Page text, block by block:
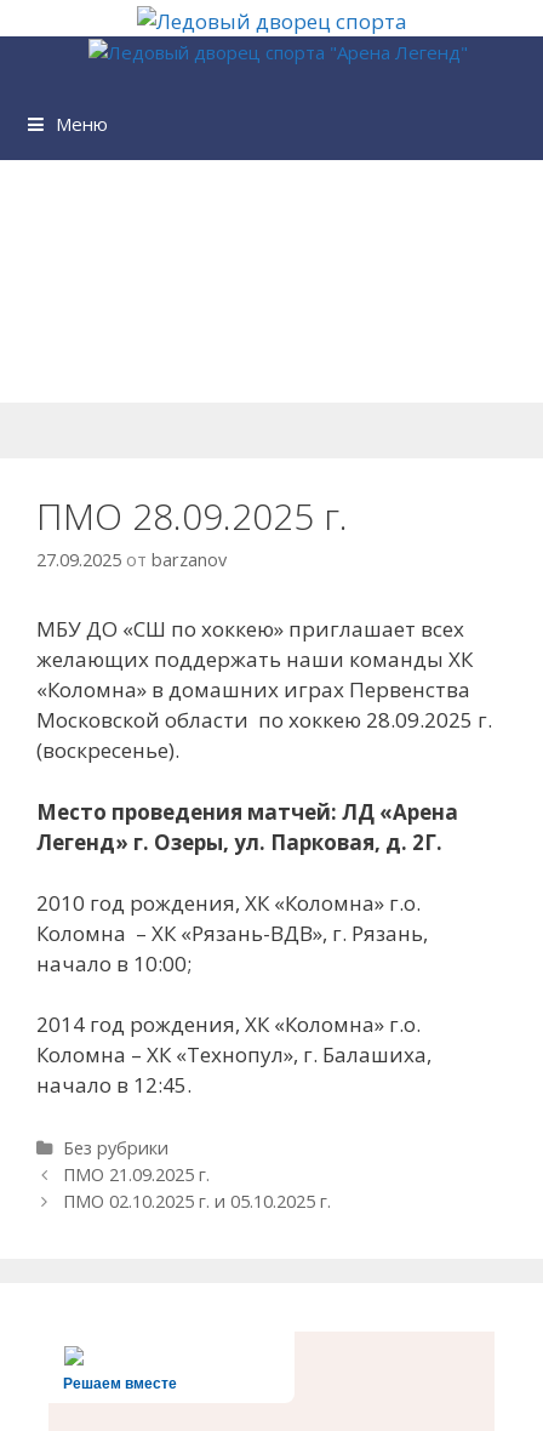
Перейти
содержимому
Меню
ПМО 28.09.2025 г.
27.09.2025 от barzanov
МБУ ДО «СШ по хоккею» приглашает всех
желающих поддержать наши команды ХК
«Коломна» в домашних играх Первенства
Московской области по хоккею 28.09.2025 г.
(воскресенье).
Место проведения матчей: ЛД «Арена
Легенд» г. Озеры, ул. Парковая, д. 2Г.
2010 год рождения, ХК «Коломна» г.о.
Коломна – ХК «Рязань-ВДВ», г. Рязань,
начало в 10:00;
2014 год рождения, ХК «Коломна» г.о.
Коломна – ХК «Технопул», г. Балашиха,
начало в 12:45.
Рубрики
Без рубрики
Навигация
записи
ПМО 21.09.2025 г.
ПМО 02.10.2025 г. и 05.10.2025 г.
Решаем вместе